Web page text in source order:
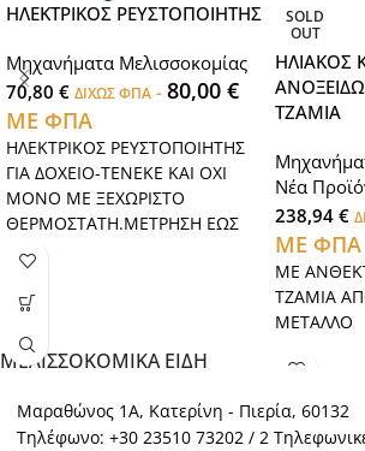
ΗΛΕΚΤΡΙΚΟΣ ΡΕΥΣΤΟΠΟΙΗΤΗΣ
Μηχανήματα Μελισσοκομίας
70,80 € ΔΙΧΩΣ ΦΠΑ - 80,00 €
ΜΕ ΦΠΑ
ΗΛΕΚΤΡΙΚΟΣ ΡΕΥΣΤΟΠΟΙΗΤΗΣ
ΓΙΑ ΔΟΧΕΙΟ-ΤΕΝΕΚΕ ΚΑΙ ΟΧΙ
ΜΟΝΟ ΜΕ ΞΕΧΩΡΙΣΤΟ
ΘΕΡΜΟΣΤΑΤΗ.ΜΕΤΡΗΣΗ ΕΩΣ
80o C.
SOLD
OUT
ΗΛΙΑΚΟΣ
ΤΖΑΜΙΑ
Νέα
238,94 €
ΜΕ ΦΠΑ
ΜΕ
ΤΖΑΜΙΑ
ΜΕΤΑΛΛΟ
ΜΕΛΙΣΣΟΚΟΜΙΚΑ ΕΙΔΗ
Μαραθώνος 1Α, Κατερίνη - Πιερία, 60132
Τηλέφωνο: +30 23510 73202 / 2